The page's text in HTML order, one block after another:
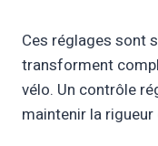
Ces réglages sont
transforment
vélo. Un contrôle
maintenir la